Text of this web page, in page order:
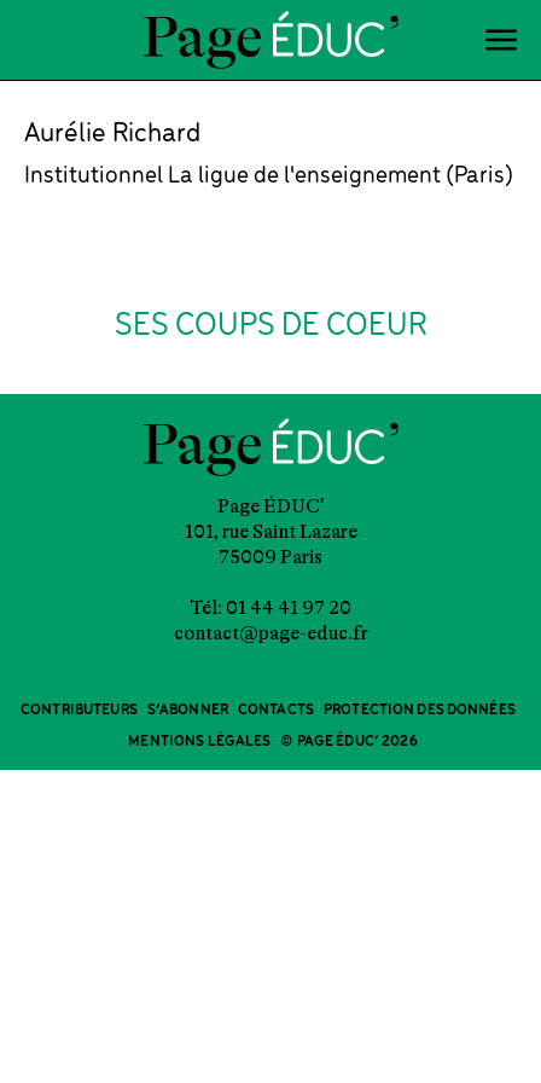
Aurélie Richard
Institutionnel La ligue de l'enseignement (Paris)
SES COUPS DE COEUR
Page ÉDUC’
101, rue Saint Lazare
75009 Paris
Tél: 01 44 41 97 20
contact@page-educ.fr
CONTRIBUTEURS S’ABONNER CONTACTS
PROTECTION DES DONNÉES
MENTIONS LÉGALES
© PAGE ÉDUC’ 2026